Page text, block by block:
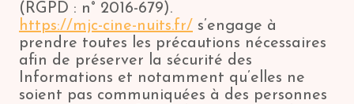
(RGPD : n° 2016-679).
https://mjc-cine-nuits.fr/ s’engage à
prendre toutes les précautions nécessaires
afin de préserver la sécurité des
Informations et notamment qu’elles ne
soient pas communiquées à des personnes